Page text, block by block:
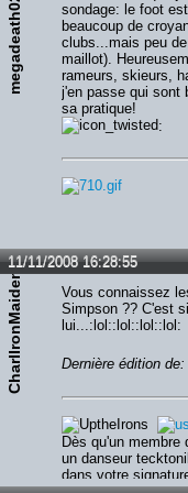
megadeath02
sondage: le foot
beaucoup de
clubs...mais peu
maillot).
rameurs, skieurs,
j'en passe qui sont
sa pratique!
:
11/11/2008 16:28:55
CharlIronMaiden
Vous connaissez
Simpson ?? C'est
lui...:lol::lol::lol::lol:
Dernière édition
Dès qu'un
un danseur
dans votre